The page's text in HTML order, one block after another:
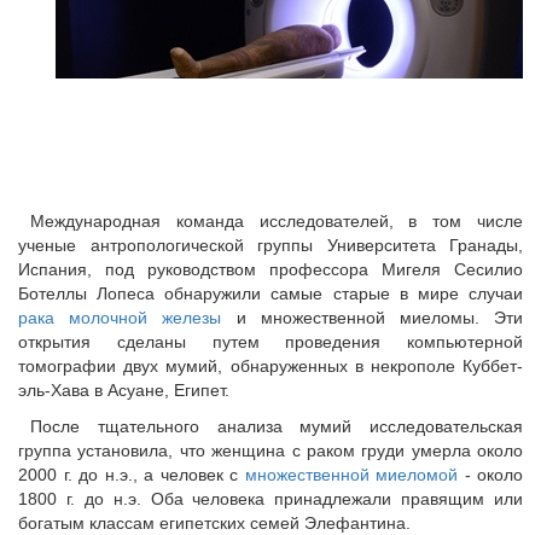
Международная команда исследователей, в том числе
ученые антропологической группы Университета Гранады,
Испания, под руководством профессора Мигеля Сесилио
Ботеллы Лопеса обнаружили самые старые в мире случаи
рака молочной железы и множественной миеломы. Эти
открытия сделаны путем проведения компьютерной
томографии двух мумий, обнаруженных в некрополе Куббет-
эль-Хава в Асуане, Египет.
После тщательного анализа мумий исследовательская
группа установила, что женщина с раком груди умерла около
2000 г. до н.э., а человек с множественной миеломой - около
1800 г. до н.э. Оба человека принадлежали правящим или
богатым классам египетских семей Элефантина.